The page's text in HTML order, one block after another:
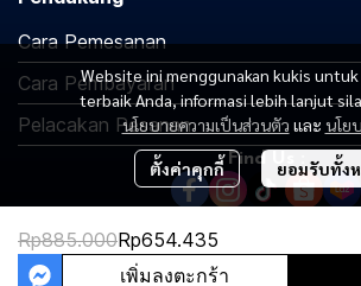
Rp885.000Rp654.435
เพิ่มลงตะกร้า
Website ini menggunakan kukis
terbaik Anda, informasi lebih lanjut
นโยบายความเป็นส่วนตัว และ นโย
ตั้งค่าคุกกี้ ยอมรับทั้ง
Cara Pemesanan
Cara Pembayaran
Pelacakan Pesanan
Find Us :
Copyright 2026 | All Rights Reserved |